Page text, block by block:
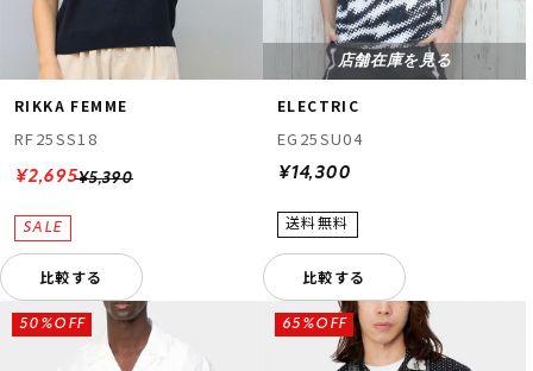
RIKKA FEMME
RF25SS18
¥5,390
¥2,695
比較する
店舗在庫を見る
ELECTRIC
EG25SU04
¥14,300
比較する
50%OFF 65%OFF